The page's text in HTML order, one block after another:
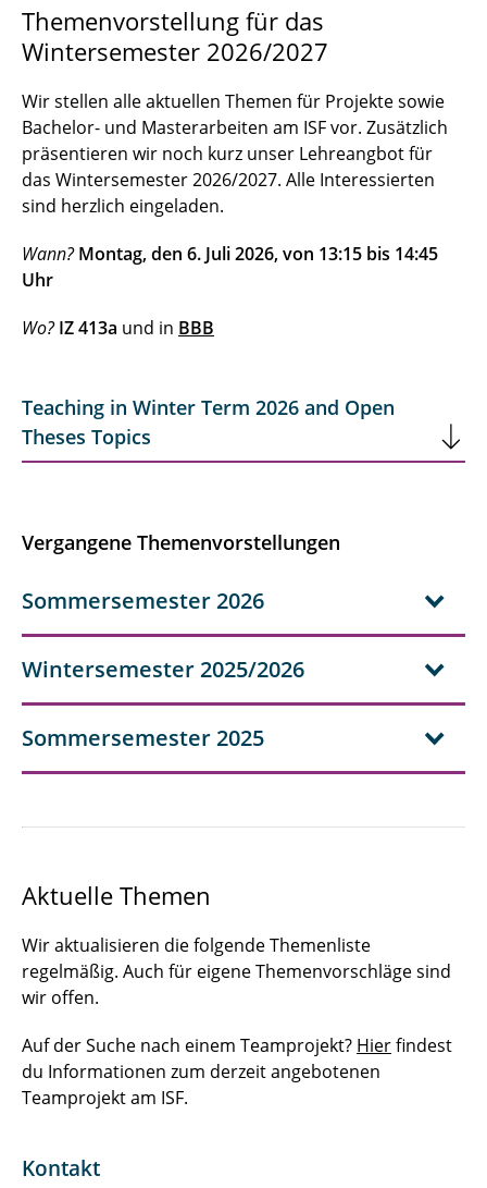
Software Engineering 2
Softwareentwicklungspraktikum
SEP-Projekt
Teamprojekt
Software Product Lines
Software Engineering and Machine Learning
IT-Recht: Vertragsrecht und Haftungsrecht
Masterseminar
Abschlussarbeiten und Projekte
Themenvorstellung für das
Wintersemester 2026/2027
Wir stellen alle aktuellen Themen für Projekte sowie
Bachelor- und Masterarbeiten am ISF vor. Zusätzlich
präsentieren wir noch kurz unser Lehreangbot für
das Wintersemester 2026/2027. Alle Interessierten
sind herzlich eingeladen.
Wann? Montag, den 6. Juli 2026, von 13:15 bis 14:45
Uhr
Wo? IZ 413a und in BBB
Teaching in Winter Term 2026 and Open
Theses Topics
Vergangene Themenvorstellungen
Sommersemester 2026
Wintersemester 2025/2026
Sommersemester 2025
Aktuelle Themen
Wir aktualisieren die folgende Themenliste
regelmäßig. Auch für eigene Themenvorschläge sind
wir offen.
Auf der Suche nach einem Teamprojekt? Hierfindest
du Informationen zum derzeit angebotenen
Teamprojekt am ISF.
Kontakt